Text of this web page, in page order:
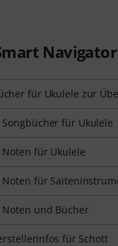
Navigator
für Ukulele zur
für Ukulele
für Ukulele
Noten für
und Bücher
für Schott